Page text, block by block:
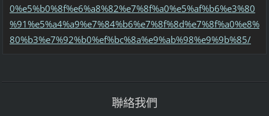
0%e5%b0%8f%e6%a8%82%e7%8f%a0%e5%af%b6%e3%80
%91%e5%a4%a9%e7%84%b6%e7%8f%8d%e7%8f%a0%e8%
80%b3%e7%92%b0%ef%bc%8a%e9%ab%98%e9%9b%85/
聯絡我們